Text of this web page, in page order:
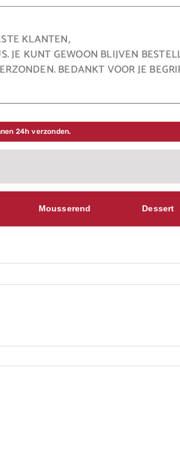
KLANTEN,
KUNT GEWOON BLIJVEN
BEDANKT VOOR JE
24h verzonden.
Mousserend Dessert